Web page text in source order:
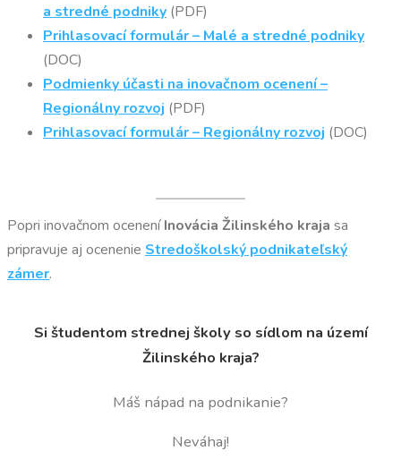
a stredné podniky (PDF)
Prihlasovací formulár – Malé a stredné podniky
(DOC)
Podmienky účasti na inovačnom ocenení –
Regionálny rozvoj (PDF)
Prihlasovací formulár – Regionálny rozvoj (DOC)
Popri inovačnom oceneníInovácia Žilinského kraja sa
pripravuje aj ocenenie Stredoškolský podnikateľský
zámer.
Si študentom strednej školy so sídlom na území
Žilinského kraja?
Máš nápad na podnikanie?
Neváhaj!